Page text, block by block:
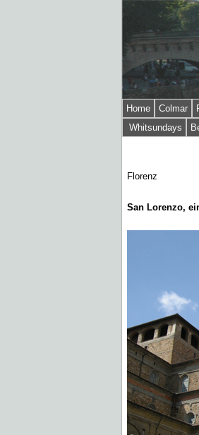
Home Colmar
Whitsundays
Florenz
San Lorenzo,